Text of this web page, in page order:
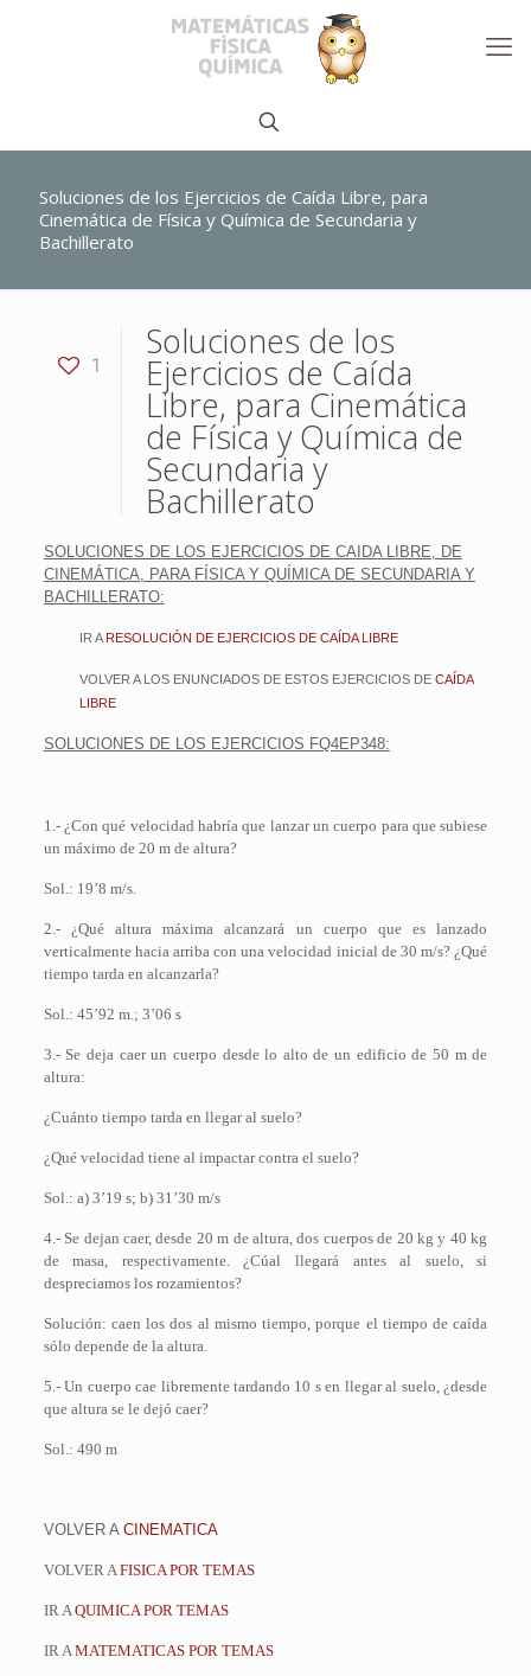
Soluciones de los Ejercicios de Caída Libre, para
Cinemática de Física y Química de Secundaria y
Bachillerato
1
Soluciones de los
Ejercicios de Caída
Libre, para Cinemática
de Física y Química de
Secundaria y
Bachillerato
SOLUCIONES DE LOS EJERCICIOS DE CAIDA LIBRE, DE
CINEMÁTICA, PARA FÍSICA Y QUÍMICA DE SECUNDARIA Y
BACHILLERATO:
IR A RESOLUCIÓN DE EJERCICIOS DE CAÍDA LIBRE
VOLVER A LOS ENUNCIADOS DE ESTOS EJERCICIOS DE CAÍDA
LIBRE
SOLUCIONES DE LOS EJERCICIOS FQ4EP348:
1.- ¿Con qué velocidad habría que lanzar un cuerpo para que subiese
un máximo de 20 m de altura?
Sol.: 19’8 m/s.
2.- ¿Qué altura máxima alcanzará un cuerpo que es lanzado
verticalmente hacia arriba con una velocidad inicial de 30 m/s? ¿Qué
tiempo tarda en alcanzarla?
Sol.: 45’92 m.; 3’06 s
3.- Se deja caer un cuerpo desde lo alto de un edificio de 50 m de
altura:
¿Cuánto tiempo tarda en llegar al suelo?
¿Qué velocidad tiene al impactar contra el suelo?
Sol.: a) 3’19 s; b) 31’30 m/s
4.- Se dejan caer, desde 20 m de altura, dos cuerpos de 20 kg y 40 kg
de masa, respectivamente. ¿Cúal llegará antes al suelo, si
despreciamos los rozamientos?
Solución: caen los dos al mismo tiempo, porque el tiempo de caída
sólo depende de la altura.
5.- Un cuerpo cae libremente tardando 10 s en llegar al suelo, ¿desde
que altura se le dejó caer?
Sol.: 490 m
VOLVER A CINEMATICA
VOLVER AFISICA POR TEMAS
IR AQUIMICA POR TEMAS
IR AMATEMATICAS POR TEMAS